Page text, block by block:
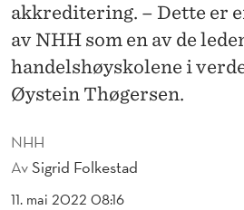
S
J
E
F
Y
L
NHH
AvSigrid Folkestad
11. mai 2022 08:16
akkreditering. – Dette er
av NHH som en av de
handelshøyskolene i
Øystein Thøgersen.